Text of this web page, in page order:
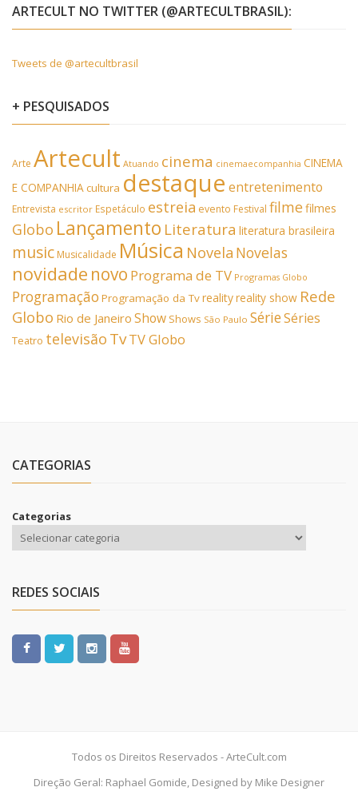
ARTECULT NO TWITTER (@ARTECULTBRASIL):
Tweets de @artecultbrasil
+ PESQUISADOS
Arte Artecult Atuando cinema cinemaecompanhia CINEMA
E COMPANHIAcultura destaque entretenimento
Entrevista escritor Espetáculo estreia evento Festival filmefilmes
Globo Lançamento Literatura literatura brasileira
music Musicalidade Música Novela Novelas
novidade novo Programa de TV Programas Globo
Programação Programação da Tvrealityreality show Rede
Globo Rio de Janeiro Show Shows São Paulo SérieSéries
Teatro televisão TvTV Globo
CATEGORIAS
Categorias
REDES SOCIAIS
Todos os Direitos Reservados - ArteCult.com
Direção Geral: Raphael Gomide, Designed by Mike Designer